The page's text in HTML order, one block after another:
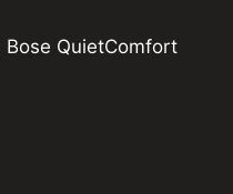
QuietComfort